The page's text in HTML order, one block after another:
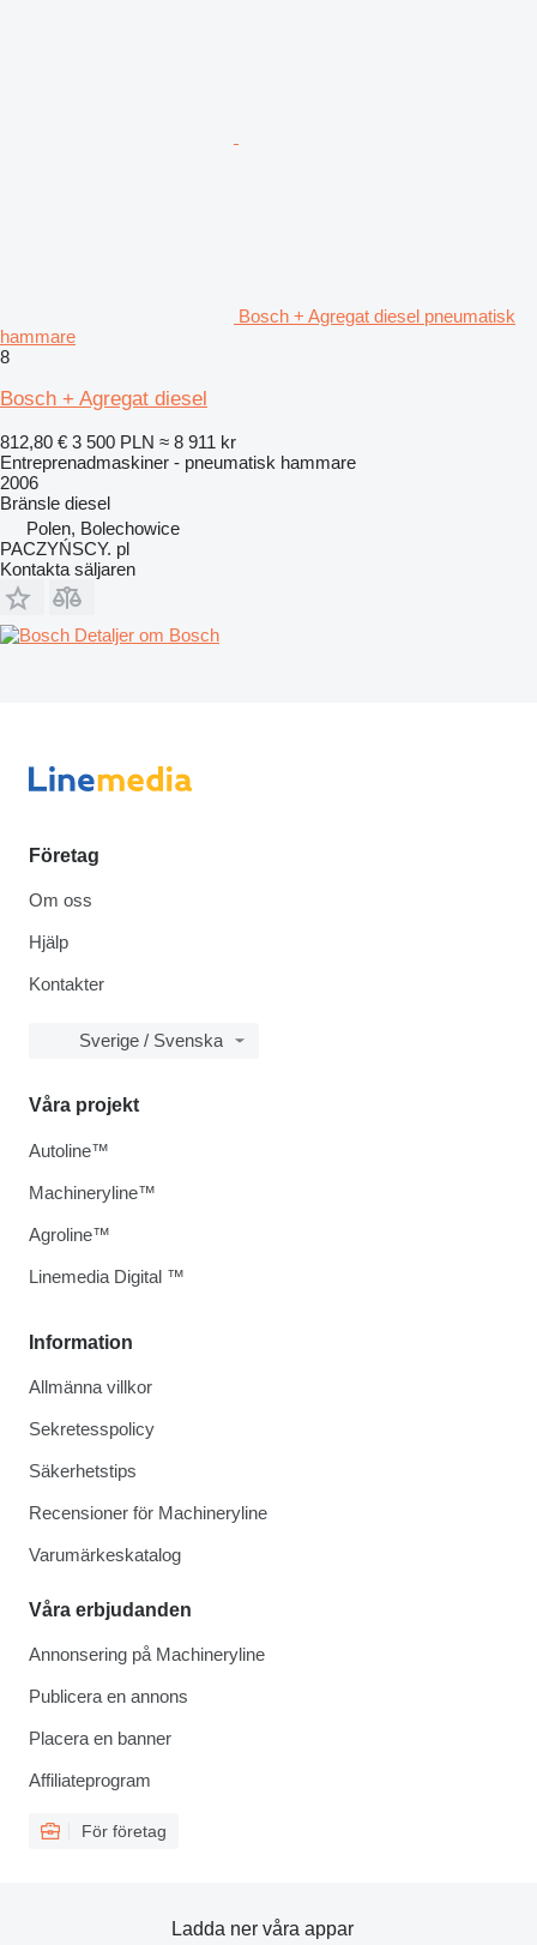
Bosch + Agregat diesel pneumatisk
hammare
8
Bosch + Agregat diesel
812,80 € 3 500 PLN ≈ 8 911 kr
Entreprenadmaskiner - pneumatisk hammare
2006
Bränsle diesel
Polen, Bolechowice
PACZYŃSCY. pl
Kontakta säljaren
Detaljer om Bosch
Företag
Om oss
Hjälp
Kontakter
Sverige / Svenska
Information
Allmänna villkor
Sekretesspolicy
Säkerhetstips
Recensioner för Machineryline
Varumärkeskatalog
Våra erbjudanden
Annonsering på Machineryline
Publicera en annons
Placera en banner
Affiliateprogram
För företag
Våra projekt
Autoline™
Machineryline™
Agroline™
Linemedia Digital ™
Ladda ner våra appar